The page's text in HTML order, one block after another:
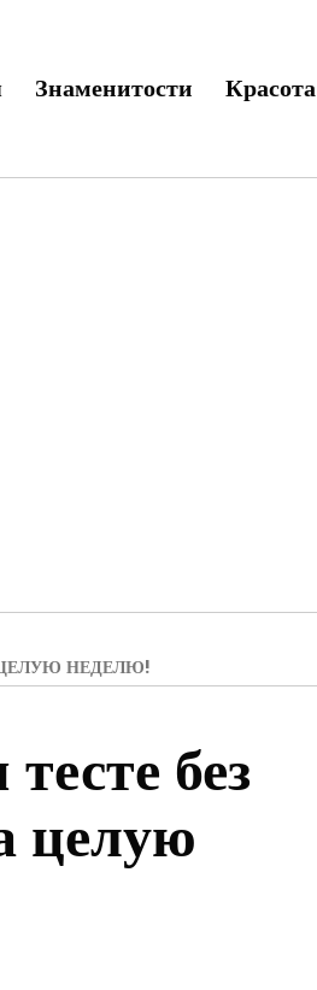
Знаменитости Красота
НЕДЕЛЮ!
без
целую